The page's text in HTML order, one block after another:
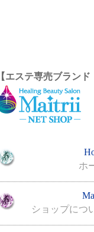
【エステ専売ブランド
ホ
ショップにつ